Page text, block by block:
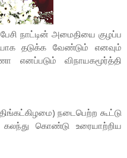
நாட்டின் அமைதியை குழப்ப
தடுக்க வேண்டும் எனவும்
எனப்படும் விநாயகமூர்த்தி
நடைபெற்ற கூட்டு
கலந்து கொண்டு உரையாற்றிய